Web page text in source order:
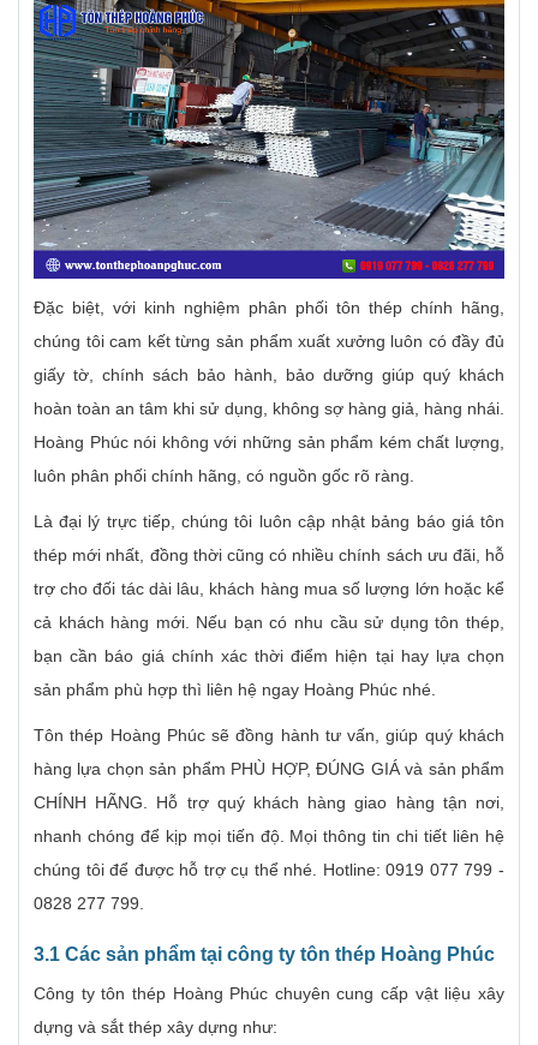
Đặc biệt, với kinh nghiệm phân phối tôn thép chính hãng,
chúng tôi cam kết từng sản phẩm xuất xưởng luôn có đầy đủ
giấy tờ, chính sách bảo hành, bảo dưỡng giúp quý khách
hoàn toàn an tâm khi sử dụng, không sợ hàng giả, hàng nhái.
Hoàng Phúc nói không với những sản phẩm kém chất lượng,
luôn phân phối chính hãng, có nguồn gốc rõ ràng.
Là đại lý trực tiếp, chúng tôi luôn cập nhật bảng báo giá tôn
thép mới nhất, đồng thời cũng có nhiều chính sách ưu đãi, hỗ
trợ cho đối tác dài lâu, khách hàng mua số lượng lớn hoặc kể
cả khách hàng mới. Nếu bạn có nhu cầu sử dụng tôn thép,
bạn cần báo giá chính xác thời điểm hiện tại hay lựa chọn
sản phẩm phù hợp thì liên hệ ngay Hoàng Phúc nhé.
Tôn thép Hoàng Phúc sẽ đồng hành tư vấn, giúp quý khách
hàng lựa chọn sản phẩm PHÙ HỢP, ĐÚNG GIÁ và sản phẩm
CHÍNH HÃNG. Hỗ trợ quý khách hàng giao hàng tận nơi,
nhanh chóng để kịp mọi tiến độ. Mọi thông tin chi tiết liên hệ
chúng tôi để được hỗ trợ cụ thể nhé. Hotline: 0919 077 799 -
0828 277 799.
3.1 Các sản phẩm tại công ty tôn thép Hoàng Phúc
Công ty tôn thép Hoàng Phúc chuyên cung cấp vật liệu xây
dựng và sắt thép xây dựng như: